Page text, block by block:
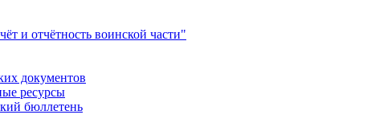
и отчётность воинской части"
документов
ресурсы
бюллетень